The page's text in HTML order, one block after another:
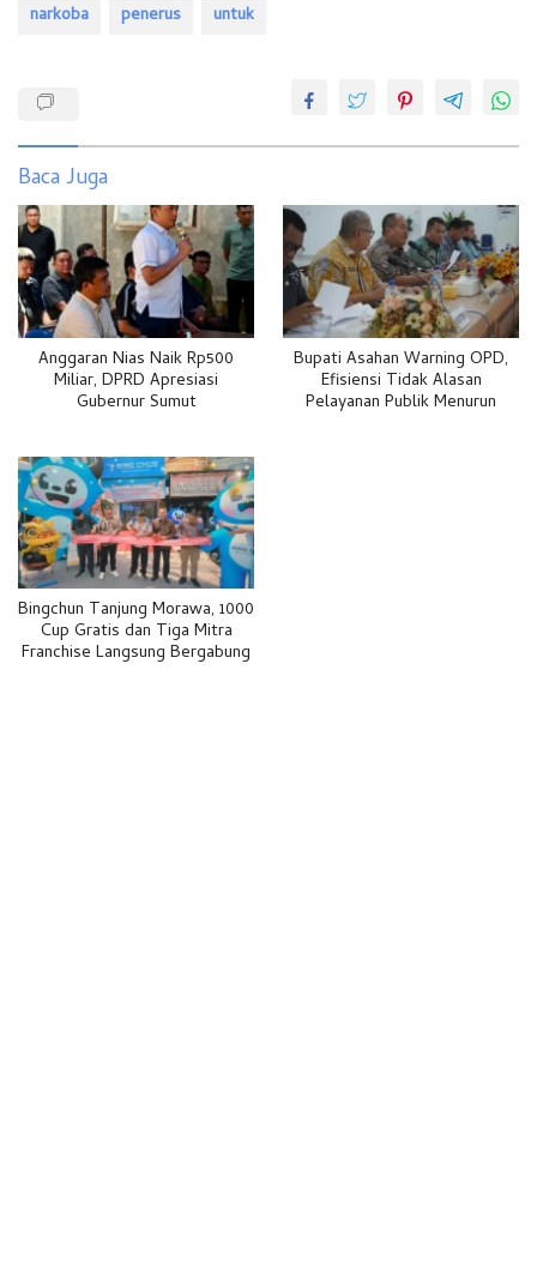
narkoba
penerus untuk
Baca Juga
Anggaran Nias Naik Rp500
Miliar, DPRD Apresiasi
Gubernur Sumut
Bupati Asahan Warning OPD,
Efisiensi Tidak Alasan
Pelayanan Publik Menurun
Bingchun Tanjung Morawa, 1000
Cup Gratis dan Tiga Mitra
Franchise Langsung Bergabung